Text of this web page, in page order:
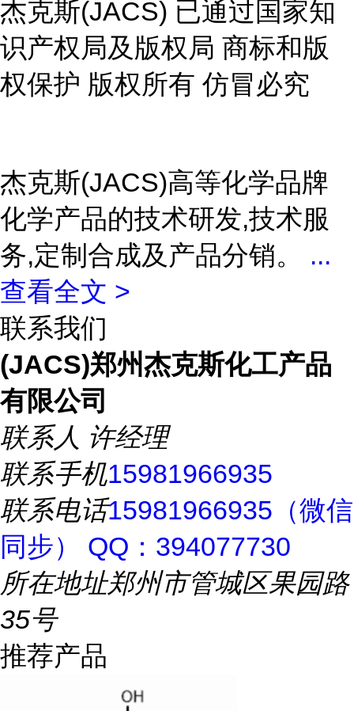
杰克斯(JACS) 已通过国家知
识产权局及版权局 商标和版
权保护 版权所有 仿冒必究
杰克斯(JACS)高等化学品牌
化学产品的技术研发,技术服
务,定制合成及产品分销。 ...
查看全文 >
联系我们
(JACS)郑州杰克斯化工产品
有限公司
联系人 许经理
联系手机15981966935
联系电话15981966935（微信
同步） QQ：394077730
所在地址郑州市管城区果园路
35号
推荐产品